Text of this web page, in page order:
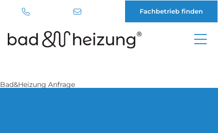
Fachbetrieb finden
Bad&Heizung Anfrage